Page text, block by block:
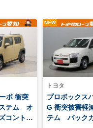
ボ 衝突
テム オ
コントロ
NEW
トヨタ
プロボックス
G 衝突被害軽
テム バック